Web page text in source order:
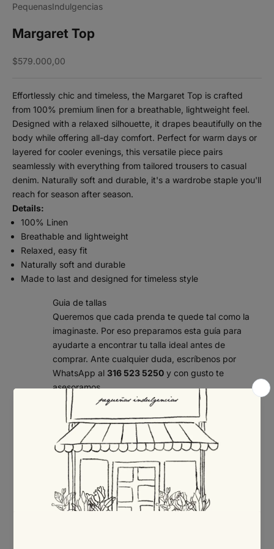
PequenasIndulgencias
Margaret Top
Sale price
$579.000,00
Effortlessly chic and timeless, the Margaret Top is crafted
from 100% premium linen for a breathable, lightweight feel.
Designed with a relaxed silhouette, it drapes beautifully on the
body while offering all-day comfort. Perfect for warm days or
layered for cooler evenings, this versatile piece pairs
seamlessly with everything from tailored trousers to casual
denim. Naturally soft and durable, it's a wardrobe staple you'll
reach for season after season.
Details:
100% Linen
Breathable and lightweight
Relaxed, easy fit
Naturally soft and durable
Made to last and designed for timeless style
Guia de tallas
Queremos que cada prenda te quede tal como la
imaginaste. Por eso preparamos esta guía para
ayudarte a encontrar tu talla ideal antes de
comprar. Ante cualquier duda, escríbenos por
WhatsApp al 316 523 5250 y con gusto te
asesoramos.
¿Cómo tomar tus medidas?
Con una cinta métrica flexible, sobre ropa interior y
sin apretar, mide:
Busto:rodea la parte más prominente del busto,
pasando la cinta por la espalda.
Cintura:
mide la parte más estrecha del torso,
por encima del ombligo.
Cadera:rodea la parte más ancha de las caderas